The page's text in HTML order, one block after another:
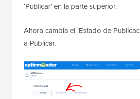
‘Publicar’ en la parte superior.
Ahora cambia el ‘Estado de
a Publicar.